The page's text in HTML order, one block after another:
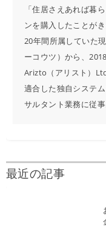
「住居さえあれば暮
ンを購入したことが
20年間所属していた
ーコウツ）から、
Arizto（アリスト）
適合した独自システ
サルタント業務に従
最近の記事